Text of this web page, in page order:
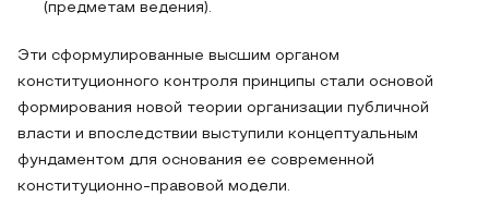
(предметам ведения).
Эти сформулированные высшим органом
конституционного контроля принципы стали основой
формирования новой теории организации публичной
власти и впоследствии выступили концептуальным
фундаментом для основания ее современной
конституционно-правовой модели.